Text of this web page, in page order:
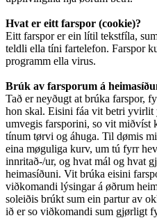
Hvat er eitt farspor (cookie)?
Eitt farspor er ein lítil tekstfíla,
teldli ella tíni fartelefon. Farspor
programm ella virus.
Brúk av farsporum á
Tað er neyðugt at brúka farspor,
hon skal. Eisini fáa vit betri yvirlit
umvegis farsporini, so vit miðvíst
tínum tørvi og áhuga. Til dømis
eina møguliga kurv, um tú fyrr
innritað-/ur, og hvat mál og hvat
heimasíðuni. Vit brúka eisini
viðkomandi lýsingar á øðrum
soleiðis brúkt sum ein partur av
ið er so viðkomandi sum gjørligt